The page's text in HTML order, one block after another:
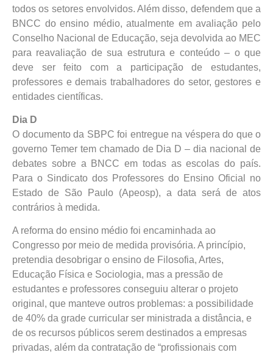
todos os setores envolvidos. Além disso, defendem que a
BNCC do ensino médio, atualmente em avaliação pelo
Conselho Nacional de Educação, seja devolvida ao MEC
para reavaliação de sua estrutura e conteúdo – o que
deve ser feito com a participação de estudantes,
professores e demais trabalhadores do setor, gestores e
entidades científicas.
Dia D
O documento da SBPC foi entregue na véspera do que o
governo Temer tem chamado de Dia D – dia nacional de
debates sobre a BNCC em todas as escolas do país.
Para o Sindicato dos Professores do Ensino Oficial no
Estado de São Paulo (Apeosp), a data será de atos
contrários à medida.
A reforma do ensino médio foi encaminhada ao
Congresso por meio de medida provisória. A princípio,
pretendia desobrigar o ensino de Filosofia, Artes,
Educação Física e Sociologia, mas a pressão de
estudantes e professores conseguiu alterar o projeto
original, que manteve outros problemas: a possibilidade
de 40% da grade curricular ser ministrada a distância, e
de os recursos públicos serem destinados a empresas
privadas, além da contratação de “profissionais com